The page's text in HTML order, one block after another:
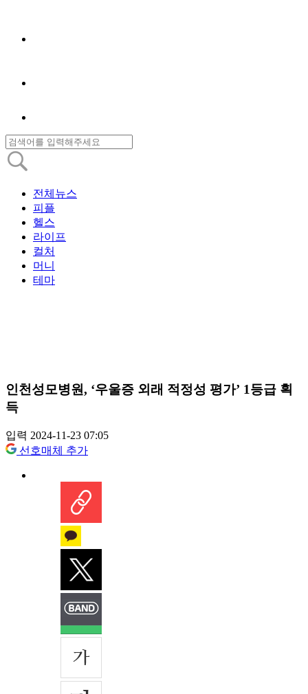
전체뉴스
피플
헬스
라이프
컬처
머니
테마
인천성모병원, ‘우울증 외래 적정성 평가’ 1등급 획
득
입력 2024-11-23 07:05
선호매체 추가